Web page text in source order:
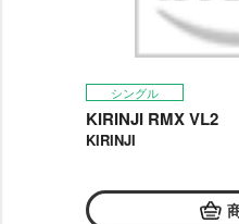
シングル
KIRINJI RMX VL2
KIRINJI